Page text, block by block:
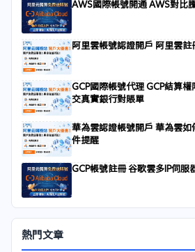
AWS國際帳號開通 AWS對比
阿里雲帳號認證開戶 阿里雲註
GCP國際帳號代理 GCP結算
交真實銀行對賬單
華為雲認證帳號開戶 華為雲
件提醒
GCP帳號註冊 谷歌雲多IP伺服
熱門文章